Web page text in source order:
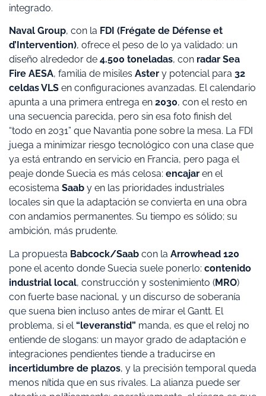
integrado.
Naval Group, con la FDI (Frégate de Défense et
d’Intervention), ofrece el peso de lo ya validado: un
diseño alrededor de 4.500 toneladas, con radar Sea
Fire AESA, familia de misiles Aster y potencial para 32
celdas VLS en configuraciones avanzadas. El calendario
apunta a una primera entrega en 2030, con el resto en
una secuencia parecida, pero sin esa foto finish del
“todo en 2031” que Navantia pone sobre la mesa. La FDI
juega a minimizar riesgo tecnológico con una clase que
ya está entrando en servicio en Francia, pero paga el
peaje donde Suecia es más celosa: encajar en el
ecosistema Saab y en las prioridades industriales
locales sin que la adaptación se convierta en una obra
con andamios permanentes. Su tiempo es sólido; su
ambición, más prudente.
La propuesta Babcock/Saab con la Arrowhead 120
pone el acento donde Suecia suele ponerlo: contenido
industrial local, construcción y sostenimiento (MRO)
con fuerte base nacional, y un discurso de soberanía
que suena bien incluso antes de mirar el Gantt. El
problema, si el “leveranstid” manda, es que el reloj no
entiende de slogans: un mayor grado de adaptación e
integraciones pendientes tiende a traducirse en
incertidumbre de plazos, y la precisión temporal queda
menos nítida que en sus rivales. La alianza puede ser